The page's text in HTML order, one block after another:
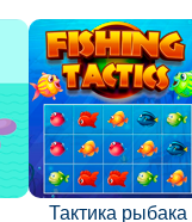
Тактика рыбака